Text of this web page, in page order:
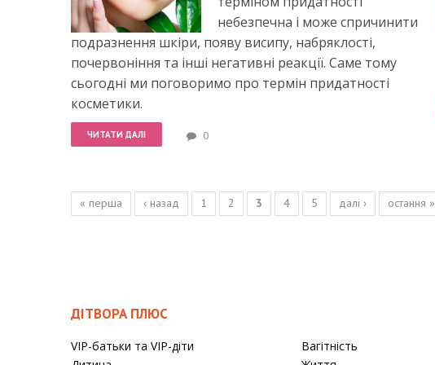
небезпечна і може спричинити
подразнення шкіри, появу висипу, набряклості,
почервоніння та інші негативні реакції. Саме тому
сьогодні ми поговоримо про термін придатності
косметики.
ЧИТАТИ ДАЛІ 0
Сторінки
« перша ‹ назад 1 2 3 4 5 далі › остання »
ДІТВОРА ПЛЮС
VIP-батьки та VIP-діти
Вагітність